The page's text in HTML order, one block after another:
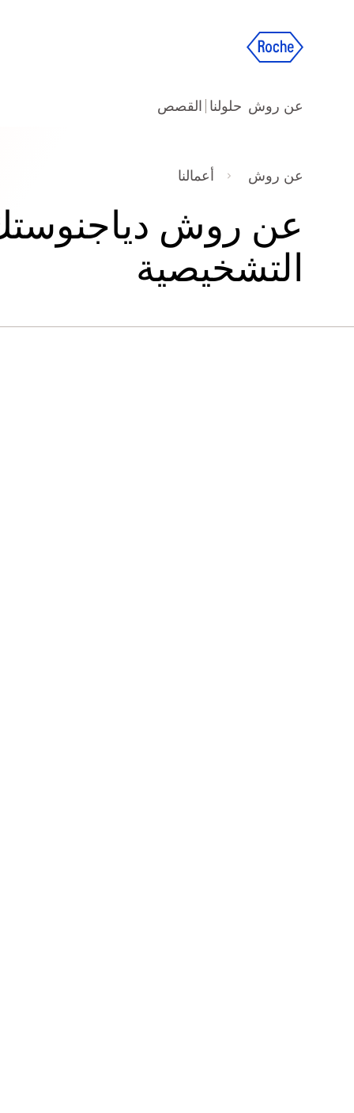
عن روش حلولنا القصص
عن روش أعمالنا
عن روش
التشخيصية